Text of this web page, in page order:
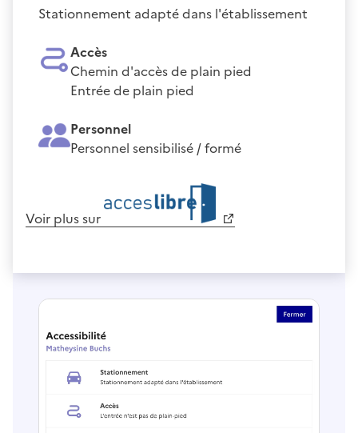
Stationnement adapté dans l'établissement
Accès
Chemin d'accès de plain pied
Entrée de plain pied
Personnel
Personnel sensibilisé / formé
Voir plus sur